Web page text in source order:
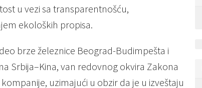
u vezi sa transparentnošću,
ekoloških propisa.
brze železnice Beograd-Budimpešta i
Srbija–Kina, van redovnog okvira Zakona
uzimajući u obzir da je u izveštaju